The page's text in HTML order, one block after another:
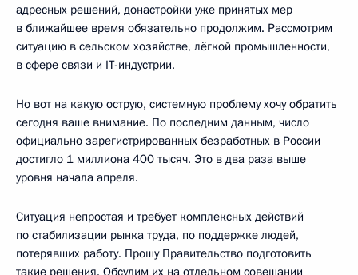
адресных решений, донастройки уже принятых мер
в ближайшее время обязательно продолжим. Рассмотрим
ситуацию в сельском хозяйстве, лёгкой промышленности,
в сфере связи и IT-индустрии.
Но вот на какую острую, системную проблему хочу обратить
сегодня ваше внимание. По последним данным, число
официально зарегистрированных безработных в России
достигло 1 миллиона 400 тысяч. Это в два раза выше
уровня начала апреля.
Ситуация непростая и требует комплексных действий
по стабилизации рынка труда, по поддержке людей,
потерявших работу. Прошу Правительство подготовить
такие решения. Обсудим их на отдельном совещании